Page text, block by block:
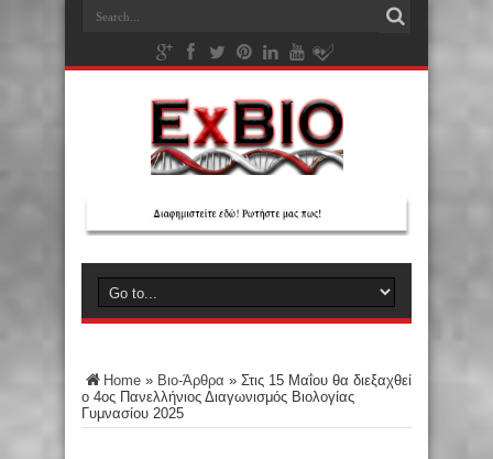
Home » Βιο-Άρθρα » Στις 15 Μαΐου θα διεξαχθεί
ο 4ος Πανελλήνιος Διαγωνισμός Βιολογίας
Γυμνασίου 2025